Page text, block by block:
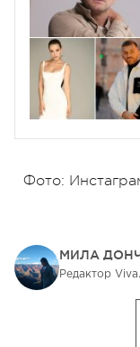
Фото:
МИЛА
Редактор